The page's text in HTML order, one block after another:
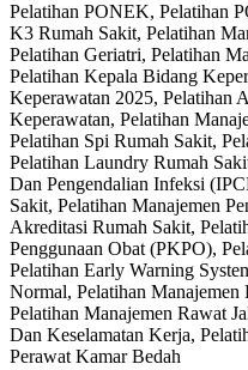
Pelatihan PONEK, Pelatihan
K3 Rumah Sakit, Pelatihan
Pelatihan Geriatri, Pelatihan
Pelatihan Kepala Bidang
Keperawatan 2025, Pelatihan
Keperawatan, Pelatihan
Pelatihan Spi Rumah Sakit,
Pelatihan Laundry Rumah
Dan Pengendalian Infeksi
Sakit, Pelatihan Manajemen
Akreditasi Rumah Sakit,
Penggunaan Obat (PKPO),
Pelatihan Early Warning
Normal, Pelatihan Manajemen
Pelatihan Manajemen Rawat
Dan Keselamatan Kerja,
Perawat Kamar Bedah